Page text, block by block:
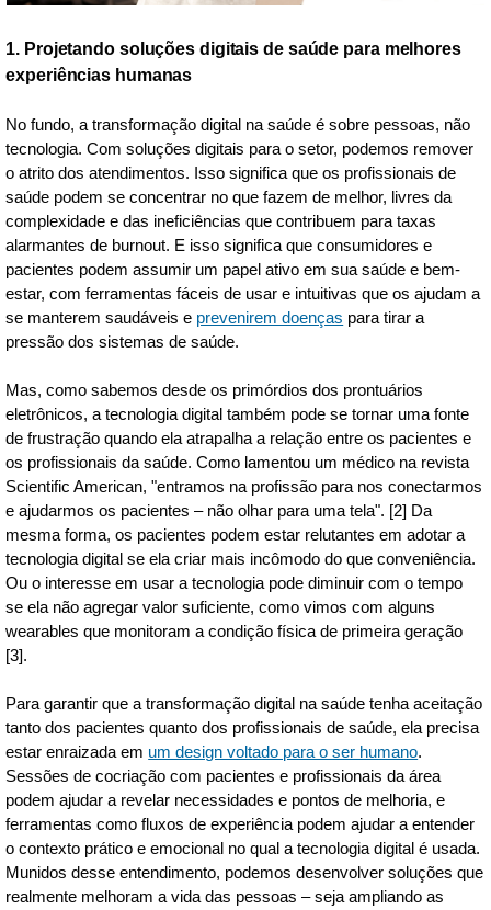
1. Projetando soluções digitais de saúde para melhores
experiências humanas
No fundo, a transformação digital na saúde é sobre pessoas, não
tecnologia. Com soluções digitais para o setor, podemos remover
o atrito dos atendimentos. Isso significa que os profissionais de
saúde podem se concentrar no que fazem de melhor, livres da
complexidade e das ineficiências que contribuem para taxas
alarmantes de burnout. E isso significa que consumidores e
pacientes podem assumir um papel ativo em sua saúde e bem-
estar, com ferramentas fáceis de usar e intuitivas que os ajudam a
se manterem saudáveis e prevenirem doenças para tirar a
pressão dos sistemas de saúde.
Mas, como sabemos desde os primórdios dos prontuários
eletrônicos, a tecnologia digital também pode se tornar uma fonte
de frustração quando ela atrapalha a relação entre os pacientes e
os profissionais da saúde. Como lamentou um médico na revista
Scientific American, "entramos na profissão para nos conectarmos
e ajudarmos os pacientes – não olhar para uma tela". [2] Da
mesma forma, os pacientes podem estar relutantes em adotar a
tecnologia digital se ela criar mais incômodo do que conveniência.
Ou o interesse em usar a tecnologia pode diminuir com o tempo
se ela não agregar valor suficiente, como vimos com alguns
wearables que monitoram a condição física de primeira geração
[3].
Para garantir que a transformação digital na saúde tenha aceitação
tanto dos pacientes quanto dos profissionais de saúde, ela precisa
estar enraizada em um design voltado para o ser humano.
Sessões de cocriação com pacientes e profissionais da área
podem ajudar a revelar necessidades e pontos de melhoria, e
ferramentas como fluxos de experiência podem ajudar a entender
o contexto prático e emocional no qual a tecnologia digital é usada.
Munidos desse entendimento, podemos desenvolver soluções que
realmente melhoram a vida das pessoas – seja ampliando as